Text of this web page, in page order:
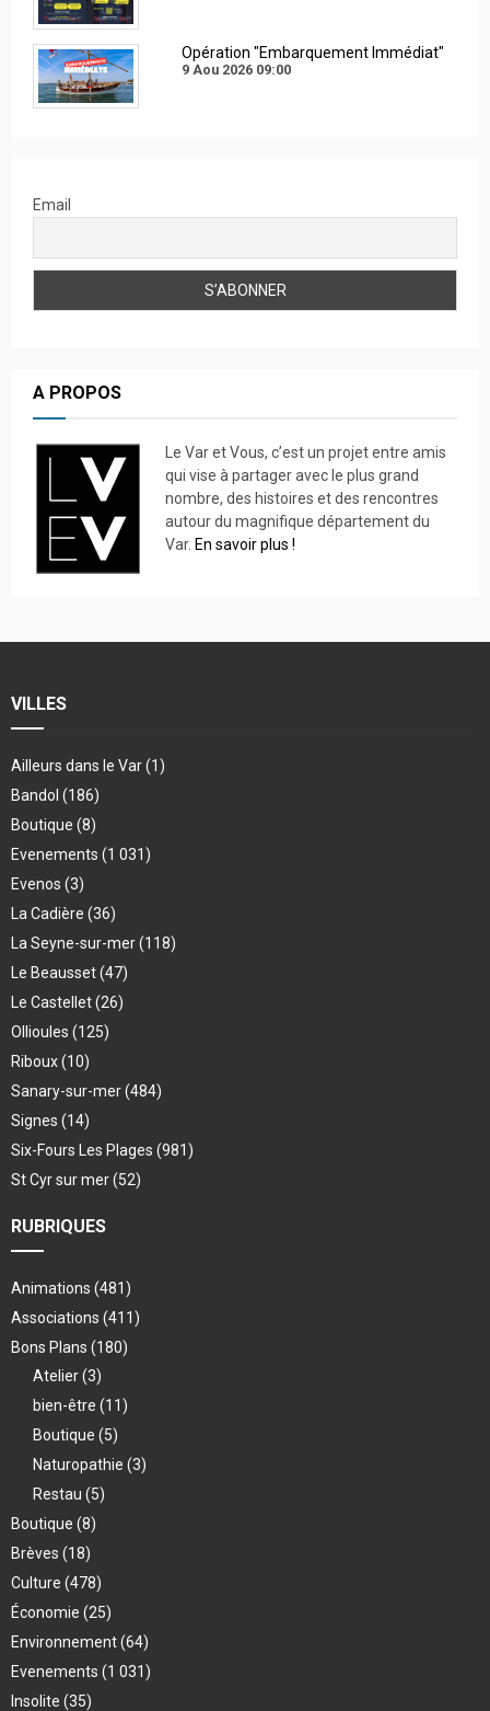
Opération "Embarquement Immédiat"
9 Aou 2026 09:00
Email
A PROPOS
Le Var et Vous, c’est un projet entre amis
qui vise à partager avec le plus grand
nombre, des histoires et des rencontres
autour du magnifique département du
Var. En savoir plus !
VILLES
Ailleurs dans le Var(1)
Bandol (186)
Boutique (8)
Evenements (1 031)
Evenos (3)
La Cadière (36)
La Seyne-sur-mer(118)
Le Beausset(47)
Le Castellet(26)
Ollioules (125)
Riboux(10)
Sanary-sur-mer(484)
Signes (14)
Six-Fours Les Plages (981)
St Cyr sur mer(52)
RUBRIQUES
Animations (481)
Associations (411)
Bons Plans (180)
Atelier(3)
bien-être (11)
Boutique (5)
Naturopathie (3)
Restau (5)
Boutique (8)
Brèves (18)
Culture (478)
Économie (25)
Environnement(64)
Evenements (1 031)
Insolite (35)